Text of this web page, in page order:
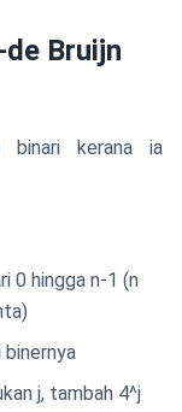
Bruijn
binari kerana ia
0 hingga n-1 (n
j, tambah 4^j